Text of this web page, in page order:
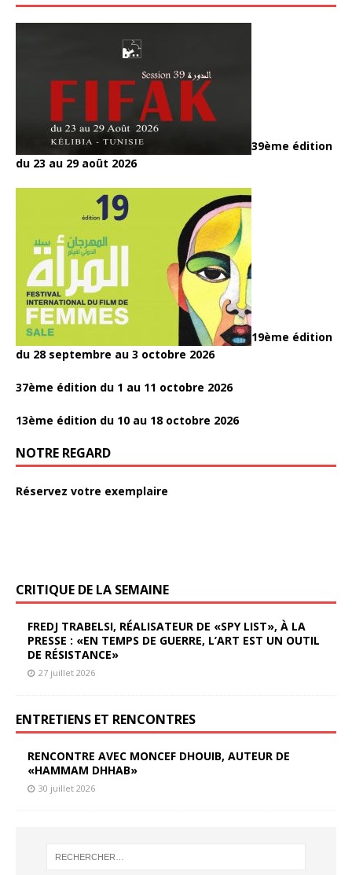
39ème édition
du 23 au 29 août 2026
19ème édition
du 28 septembre au 3 octobre 2026
37ème édition du 1 au 11 octobre 2026
13ème édition du 10 au 18 octobre 2026
NOTRE REGARD
Réservez votre exemplaire
CRITIQUE DE LA SEMAINE
FREDJ TRABELSI, RÉALISATEUR DE «SPY LIST», À LA
PRESSE : «EN TEMPS DE GUERRE, L’ART EST UN OUTIL
DE RÉSISTANCE»
27 juillet 2026
ENTRETIENS ET RENCONTRES
RENCONTRE AVEC MONCEF DHOUIB, AUTEUR DE
«HAMMAM DHHAB»
30 juillet 2026